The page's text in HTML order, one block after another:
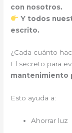
con nosotros.
Y todos
escrito.
¿Cada cuánto
El secreto para
mantenimiento
Esto ayuda a:
Ahorrar luz